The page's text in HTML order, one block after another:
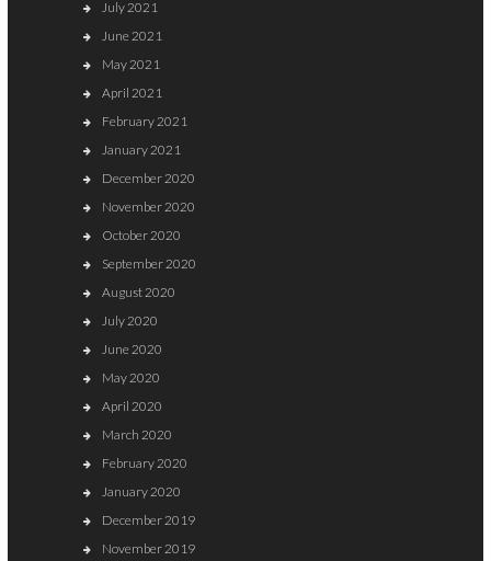
July 2021
June 2021
May 2021
April 2021
February 2021
January 2021
December 2020
November 2020
October 2020
September 2020
August 2020
July 2020
June 2020
May 2020
April 2020
March 2020
February 2020
January 2020
December 2019
November 2019